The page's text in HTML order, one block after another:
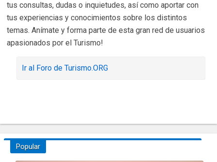
tus consultas, dudas o inquietudes, así como aportar con
tus experiencias y conocimientos sobre los distintos
temas. Anímate y forma parte de esta gran red de usuarios
apasionados por el Turismo!
Ir al Foro de Turismo.ORG
Popular